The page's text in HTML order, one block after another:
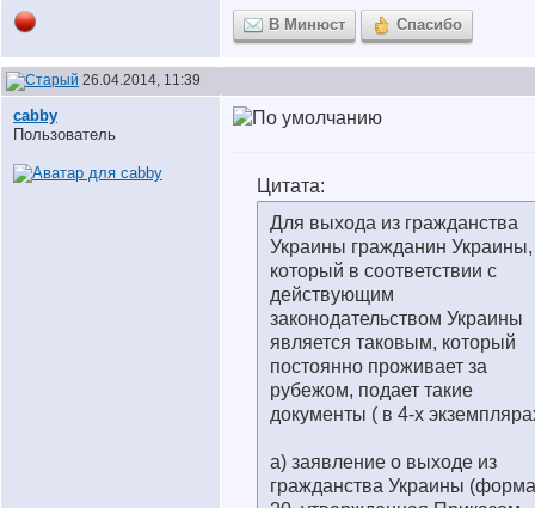
В Минюст Спасибо
26.04.2014, 11:39
cabby
Пользователь
Цитата:
Для выхода из гражданства
Украины гражданин Украины,
который в соответствии с
действующим
законодательством Украины
является таковым, который
постоянно проживает за
рубежом, подает такие
документы ( в 4-х
а) заявление о выходе из
гражданства Украины (форма